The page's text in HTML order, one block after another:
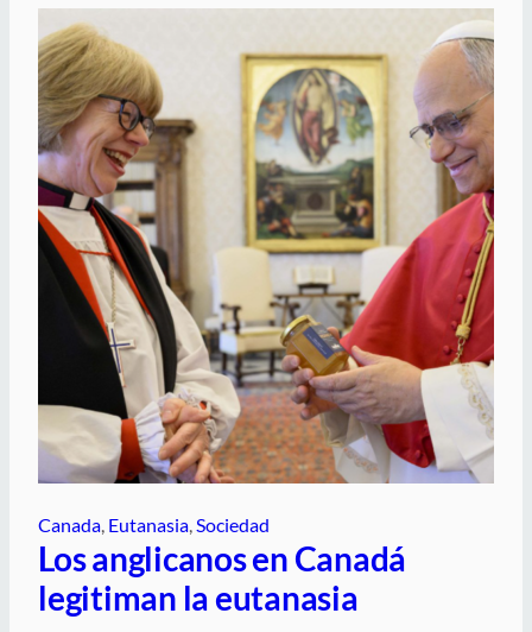
Canada, Eutanasia, Sociedad
Los anglicanos en Canadá
legitiman la eutanasia